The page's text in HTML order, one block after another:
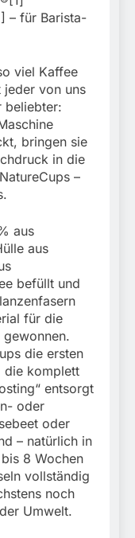
an
in Aubing
ermittelt
– für Barista-
viel Kaffee
von uns
beliebter:
bringen sie
in die
–
aus
aus
befüllt und
für die
die ersten
die komplett
entsorgt
oder
oder
– natürlich in
8 Wochen
vollständig
noch
Umwelt.